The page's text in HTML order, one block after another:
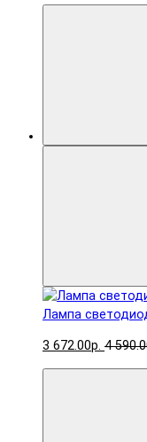
Лампа
3 672.00р. 4